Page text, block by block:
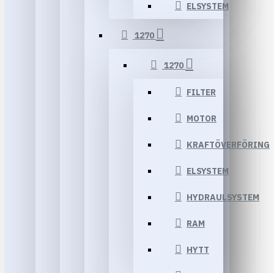
ELSYSTEM
1270
1270
FILTER
MOTOR
KRAFTÖVERFÖRING
ELSYSTEM
HYDRAULSYSTEM
RAM
HYTT